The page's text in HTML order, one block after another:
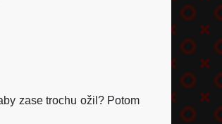
zase trochu ožil? Potom